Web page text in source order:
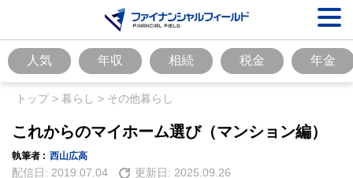
人気 年収 相続 税金 年金
トップ> 暮らし > その他暮らし
これからのマイホーム選び（マンション編）
執筆者 : 西山広高
配信日: 2019.07.04 更新日: 2025.09.26